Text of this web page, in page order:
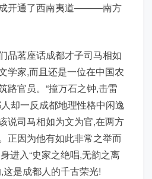
开通了西南夷道———南方
茗座话成都才子司马相如
家,而且还是一位在中国农
路官员。“撞万石之钟,击雷
却一反成都地理性格中闲逸
说司马相如为文为官,在两方
正因为他有如此非常之举而
进入“史家之绝唱,无韵之离
这是成都人的千古荣光!